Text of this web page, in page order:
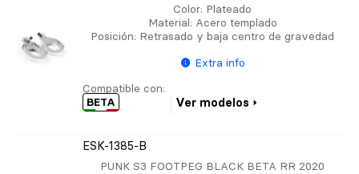
Color: Plateado
Material: Acero templado
Posición: Retrasado y baja centro de gravedad
Extra info
Compatible con:
BETA
Ver modelos
ESK-1385-B
PUNK S3 FOOTPEG BLACK BETA RR 2020